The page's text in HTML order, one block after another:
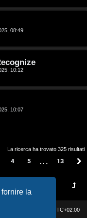
la
08:49
10:12
10:07
La ricerca ha trovato 325 risultati
4 5 … 13
UTC+02:00